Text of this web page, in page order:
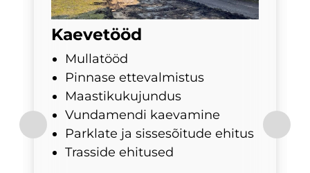
Kaevetööd
Mullatööd
Pinnase ettevalmistus
Maastikukujundus
Vundamendi kaevamine
Parklate ja sissesõitude ehitus
Trasside ehitused